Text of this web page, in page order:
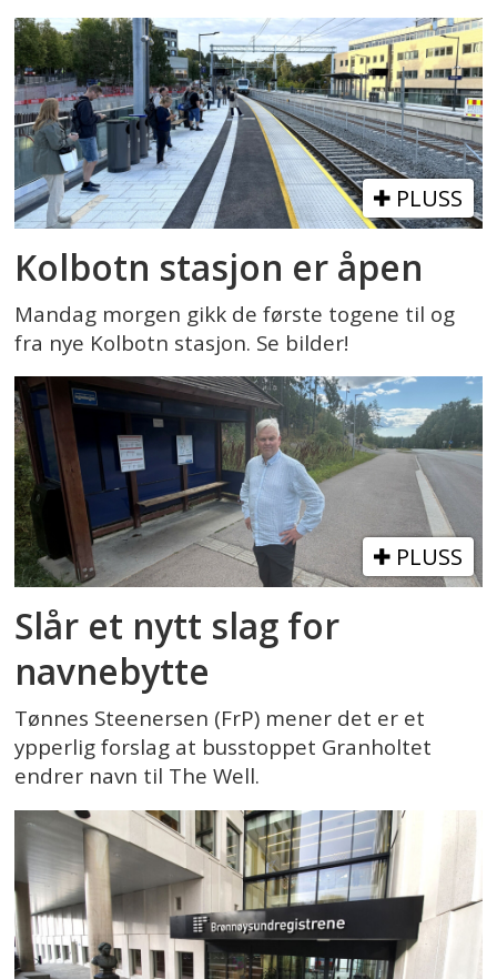
PLUSS
Kolbotn stasjon er åpen
Mandag morgen gikk de første togene til og
fra nye Kolbotn stasjon. Se bilder!
PLUSS
Slår et nytt slag for
navnebytte
Tønnes Steenersen (FrP) mener det er et
ypperlig forslag at busstoppet Granholtet
endrer navn til The Well.